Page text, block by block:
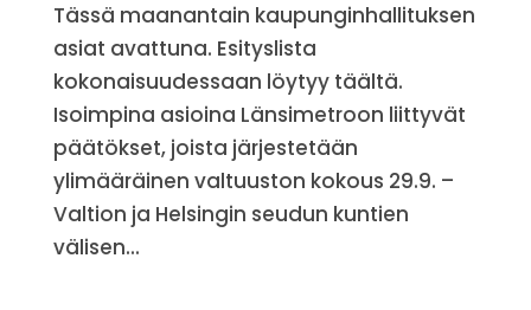
Tässä maanantain kaupunginhallituksen
asiat avattuna. Esityslista
kokonaisuudessaan löytyy täältä.
Isoimpina asioina Länsimetroon liittyvät
päätökset, joista järjestetään
ylimääräinen valtuuston kokous 29.9. –
Valtion ja Helsingin seudun kuntien
välisen...